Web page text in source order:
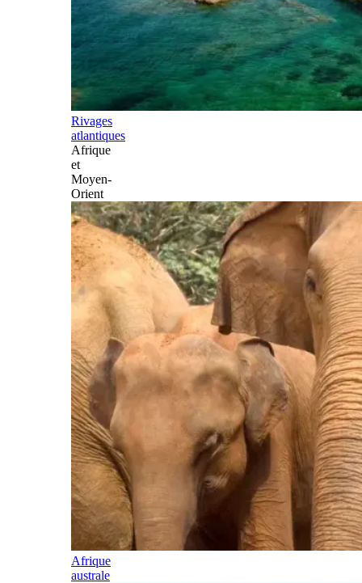
Rivages
atlantiques
Afrique
et
Moyen-
Orient
Afrique
australe